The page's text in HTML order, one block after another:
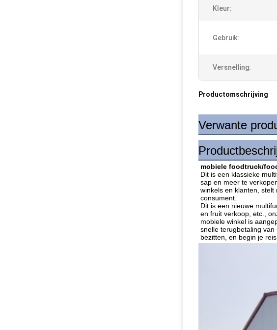
Kleur:
Gebruik:
Versnelling:
Productomschrijving
Verwante
mobiele foodtruck/
Dit is een klassieke
sap en meer te
winkels en klanten,
consument.
Dit is een nieuwe
en fruit verkoop, etc.,
mobiele winkel is
snelle terugbetaling
bezitten, en begin je